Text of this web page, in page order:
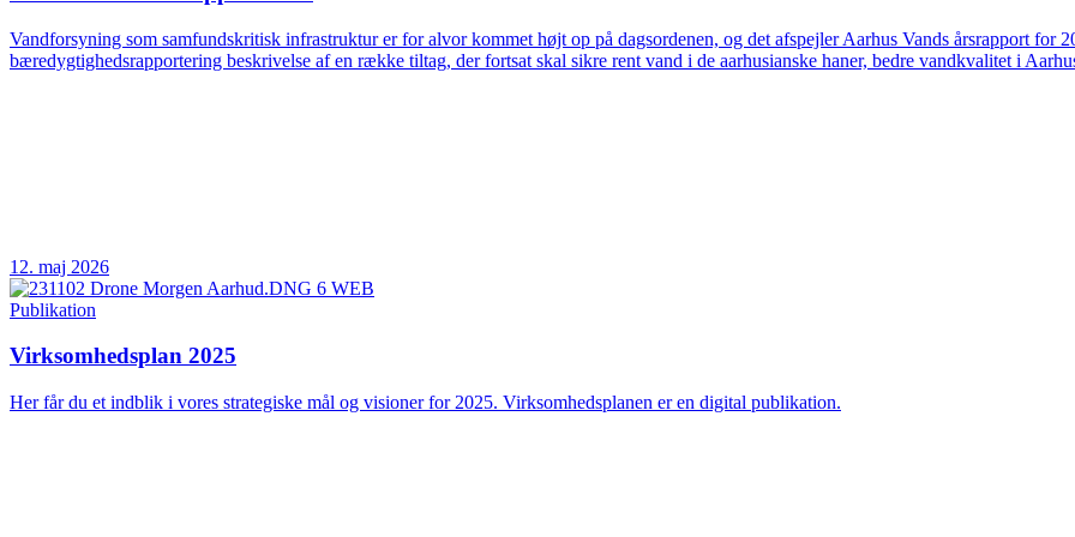
Vandforsyning som samfundskritisk infrastruktur er for alvor kommet højt op på dagsordenen, og det afspejler Aarhus Vands årsrapport for
bæredygtighedsrapportering beskrivelse af en række tiltag, der fortsat skal sikre rent vand i de aarhusianske haner, bedre vandkvalitet i
12. maj 2026
Publikation
Virksomhedsplan 2025
Her får du et indblik i vores strategiske mål og visioner for 2025. Virksomhedsplanen er en digital publikation.